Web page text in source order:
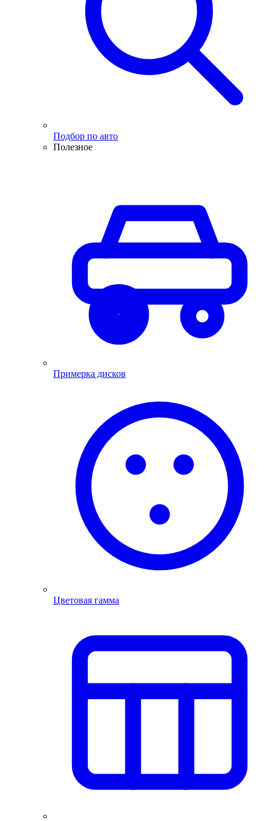
Подбор по авто
Полезное
Примерка дисков
Цветовая гамма